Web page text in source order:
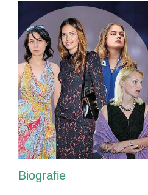
Biografie